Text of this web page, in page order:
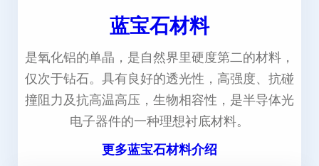
蓝宝石材料
是氧化铝的单晶，是自然界里硬度第二的材料，
仅次于钻石。具有良好的透光性，高强度、抗碰
撞阻力及抗高温高压，生物相容性，是半导体光
电子器件的一种理想衬底材料。
更多蓝宝石材料介绍